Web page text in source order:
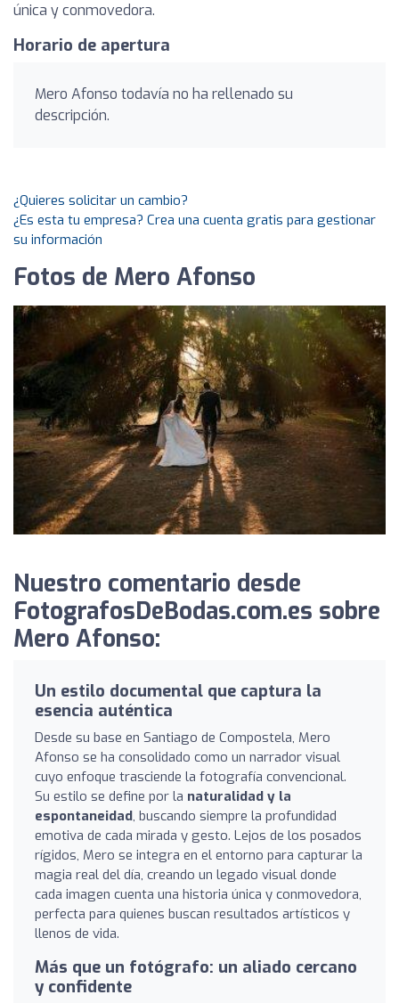
única y conmovedora.
Horario de apertura
Mero Afonso todavía no ha rellenado su
descripción.
¿Quieres solicitar un cambio?
¿Es esta tu empresa? Crea una cuenta gratis para gestionar
su información
Fotos de Mero Afonso
Nuestro comentario desde
FotografosDeBodas.com.es sobre
Mero Afonso:
Un estilo documental que captura la
esencia auténtica
Desde su base en Santiago de Compostela, Mero
Afonso se ha consolidado como un narrador visual
cuyo enfoque trasciende la fotografía convencional.
Su estilo se define por la naturalidad y la
espontaneidad, buscando siempre la profundidad
emotiva de cada mirada y gesto. Lejos de los posados
rígidos, Mero se integra en el entorno para capturar la
magia real del día, creando un legado visual donde
cada imagen cuenta una historia única y conmovedora,
perfecta para quienes buscan resultados artísticos y
llenos de vida.
Más que un fotógrafo: un aliado cercano
y confidente